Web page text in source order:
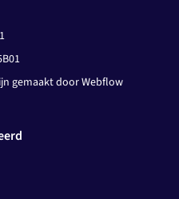
gemaakt door Webflow